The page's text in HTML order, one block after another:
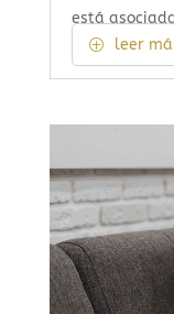
está
leer